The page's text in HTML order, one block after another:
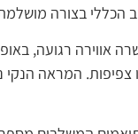
בצורה
אווירה רגועה,
המראה הנקי